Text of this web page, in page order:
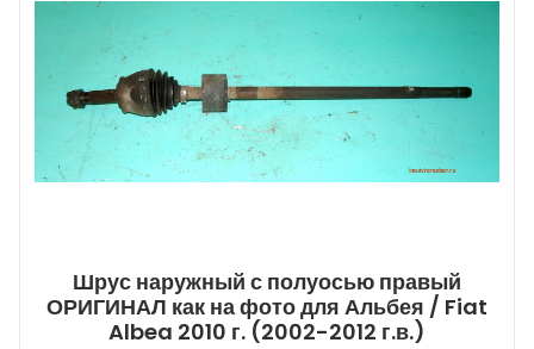
Шрус наружный с полуосью правый
ОРИГИНАЛ как на фото для Альбея / Fiat
Albea 2010 г. (2002-2012 г.в.)